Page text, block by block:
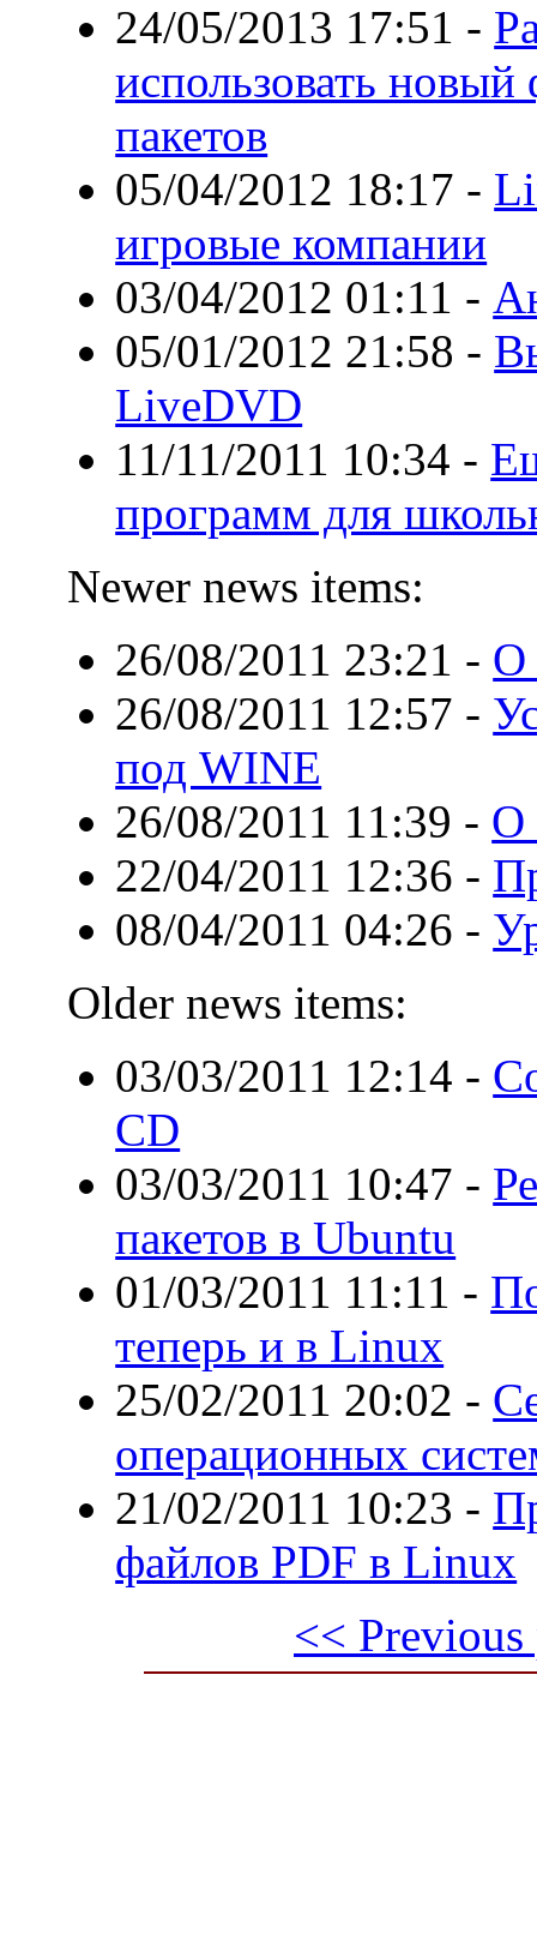
24/05/2013 17:51 -
использовать
пакетов
05/04/2012 18:17 -
игровые компании
03/04/2012 01:11 -
05/01/2012 21:58 -
LiveDVD
11/11/2011 10:34 -
программ для
Newer news items:
26/08/2011 23:21 - О
26/08/2011 12:57 -
под WINE
26/08/2011 11:39 - О
22/04/2011 12:36 -
08/04/2011 04:26 -
Older news items:
03/03/2011 12:14 -
CD
03/03/2011 10:47 -
пакетов в Ubuntu
01/03/2011 11:11 -
теперь и в Linux
25/02/2011 20:02 -
операционных
21/02/2011 10:23 -
файлов PDF в Linux
<< Previous